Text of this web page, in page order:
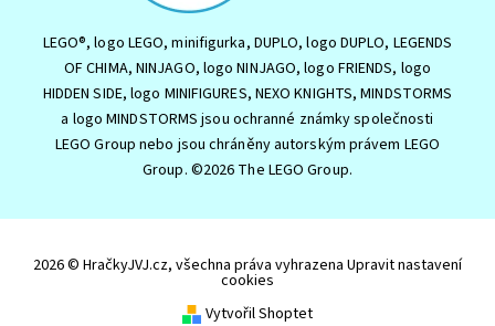
LEGO®, logo LEGO, minifigurka, DUPLO, logo DUPLO, LEGENDS
OF CHIMA, NINJAGO, logo NINJAGO, logo FRIENDS, logo
HIDDEN SIDE, logo MINIFIGURES, NEXO KNIGHTS, MINDSTORMS
a logo MINDSTORMS jsou ochranné známky společnosti
LEGO Group nebo jsou chráněny autorským právem LEGO
Group. ©2026 The LEGO Group.
2026 © HračkyJVJ.cz, všechna práva vyhrazena Upravit nastavení
cookies
Vytvořil Shoptet